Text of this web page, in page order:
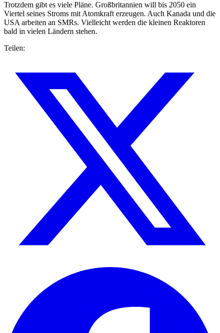
Trotzdem gibt es viele Pläne. Großbritannien will bis 2050 ein
Viertel seines Stroms mit Atomkraft erzeugen. Auch Kanada und die
USA arbeiten an SMRs. Vielleicht werden die kleinen Reaktoren
bald in vielen Ländern stehen.
Teilen: